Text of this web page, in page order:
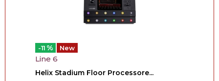
-11 % New
Line 6
Helix Stadium Floor Processore...